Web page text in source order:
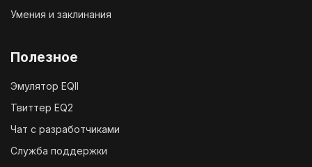
Умения и заклинания
Полезное
Эмулятор EQII
Твиттер EQ2
Чат с разработчиками
Служба поддержки